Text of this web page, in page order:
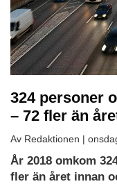
324 personer
– 72 fler än
Av Redaktionen |
År 2018 omkom
fler än året innan